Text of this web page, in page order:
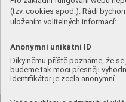
(tzv. cookies apod.). Rádi
uložením volitelných informací:
Anonymní unikátní ID
Díky němu příště poznáme, že
budeme tak moci přesněji
Identifikátor je zcela anonymní.